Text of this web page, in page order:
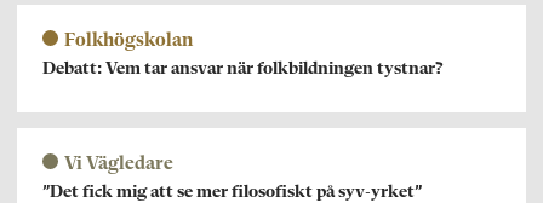
Folkhögskolan
Debatt: Vem tar ansvar när folkbildningen tystnar?
Vi Vägledare
”Det fick mig att se mer filosofiskt på syv-yrket”